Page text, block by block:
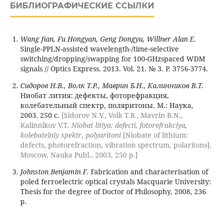
БИБЛИОГРАФИЧЕСКИЕ ССЫЛКИ
Wang Jian, Fu Hongyan, Geng Dongyu, Willner Alan E.
Single-PPLN-assisted wavelength-/time-selective
switching/dropping/swapping for 100-GHzspaced WDM
signals // Optics Express. 2013. Vol. 21. № 3. P. 3756-3774.
Сидоров Н.В., Волк Т.Р., Маврин Б.Н., Калинников В.Т.
Ниобат лития: дефекты, фоторефракция,
колебательный спектр, поляритоны. М.: Наука,
2003. 250 с. [Sidorov N.V., Volk T.R., Mavrin B.N.,
Kalinnikov V.T. Niobat litiya: defecti, fotorefrakciya,
kolebatelniy spektr, polyaritoni[Niobate of lithium:
defects, photorefraction, vibration spectrum, polaritons].
Moscow, Nauka Publ., 2003, 250 p.]
Johnston Benjamin F. Fabrication and characterisation of
poled ferroelectric optical crystals Macquarie University:
Thesis for the degree of Doctor of Philosophy, 2008, 236
p.